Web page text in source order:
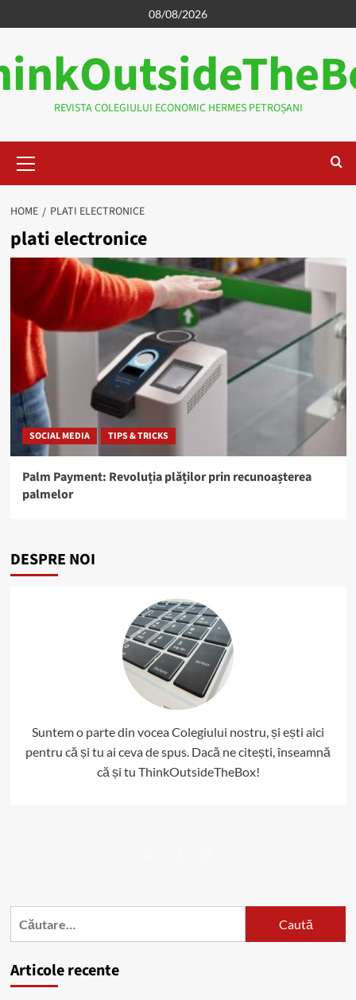
to
08/08/2026
REVISTA COLEGIULUI ECONOMIC HERMES PETROȘANI
Menu
HOME PLATI ELECTRONICE
plati electronice
SOCIAL MEDIA TIPS & TRICKS
Palm Payment: Revoluția plăților prin recunoașterea
palmelor
DESPRE NOI
Suntem o parte din vocea Colegiului nostru, și ești aici
pentru că și tu ai ceva de spus. Dacă ne citești, înseamnă
că și tu ThinkOutsideTheBox!
Caută
Articole recente